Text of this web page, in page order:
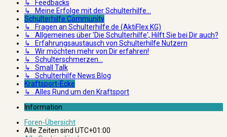
↳ Feedbacks
↳ Meine Erfolge mit der Schulterhilfe...
Schulterhilfe Community
↳ Fragen an Schulterhilfe.de (AktiFlex KG)
↳ Allgemeines über 'Die Schulterhilfe', Hilft Sie bei Dir auch?
↳ Erfahrungsaustausch von Schulterhilfe Nutzern
↳ Wir möchten mehr von Dir erfahren!
↳ Schulterschmerzen...
↳ Small Talk
↳ Schulterhilfe News Blog
Kraftsport-Ecke
↳ Alles Rund um den Kraftsport
Information
Foren-Übersicht
Alle Zeiten sind UTC+01:00